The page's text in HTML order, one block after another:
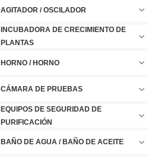
AGITADOR / OSCILADOR
INCUBADORA DE CRECIMIENTO DE
PLANTAS
HORNO / HORNO
CÁMARA DE PRUEBAS
EQUIPOS DE SEGURIDAD DE
PURIFICACIÓN
BAÑO DE AGUA / BAÑO DE ACEITE